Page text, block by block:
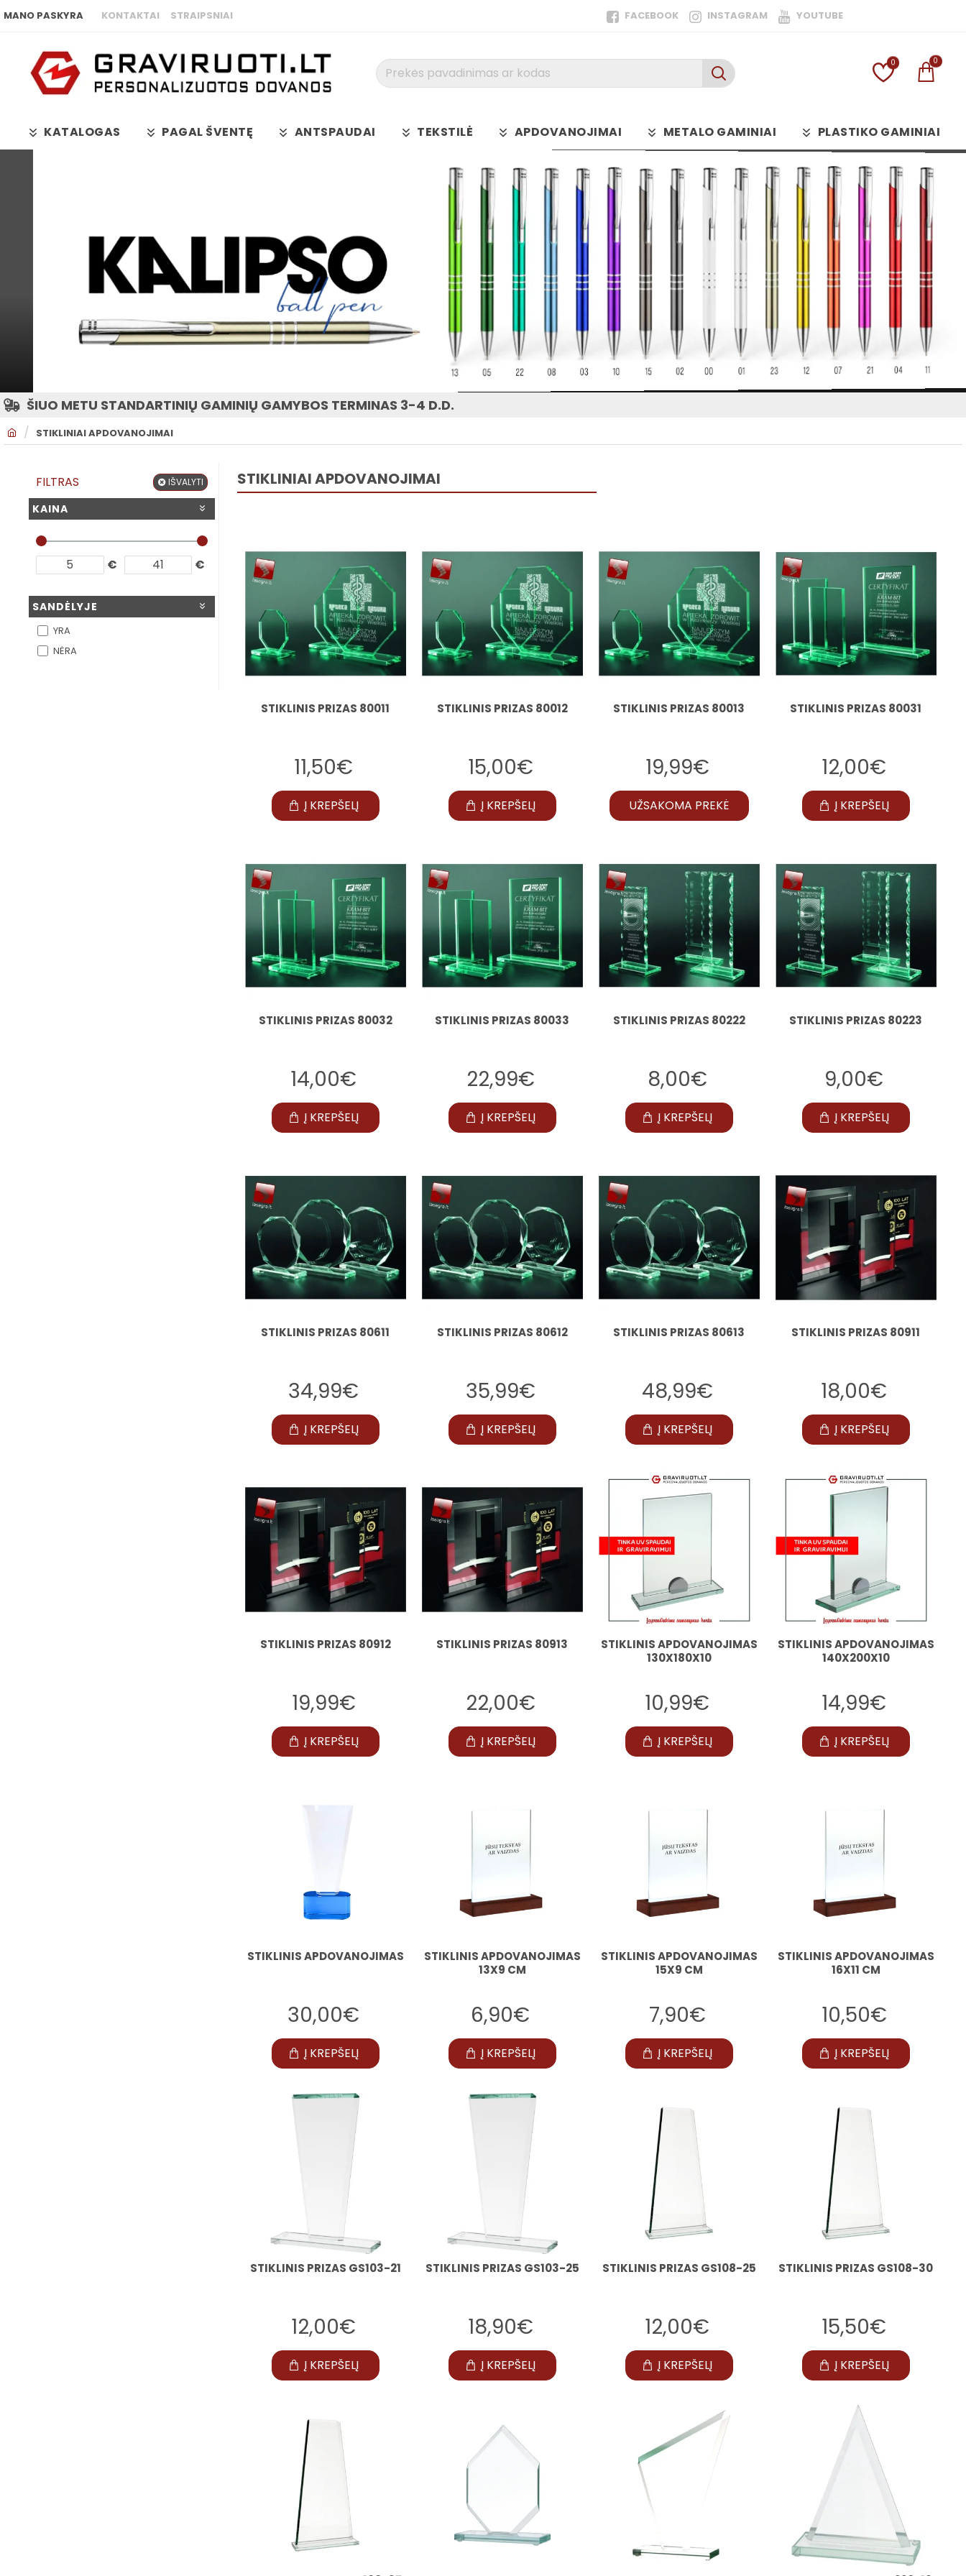
MANO PASKYRA KONTAKTAI STRAIPSNIAI FACEBOOK INSTAGRAM YOUTUBE
Prekės
kodas
0 0
KATALOGAS PAGAL ŠVENTĘ ANTSPAUDAI TEKSTILĖ APDOVANOJIMAI METALO GAMINIAI PLASTIKO GAMINIAI
O
STIKLINIAI APDOVANOJIMAI
ŠIUO METU STANDARTINIŲ GAMINIŲ GAMYBOS TERMINAS 3-4 D.D.
FILTRAS IŠVALYTI
KAINA
€ €
SANDĖLYJE
YRA
NĖRA
STIKLINIAI APDOVANOJIMAI
STIKLINIS PRIZAS 80011
11,50€
Į KREPŠELĮ
STIKLINIS PRIZAS 80012
15,00€
Į KREPŠELĮ
STIKLINIS PRIZAS 80013
19,99€
UŽSAKOMA PREKĖ
STIKLINIS PRIZAS 80031
12,00€
Į KREPŠELĮ
STIKLINIS PRIZAS 80032
14,00€
Į KREPŠELĮ
STIKLINIS PRIZAS 80033
22,99€
Į KREPŠELĮ
STIKLINIS PRIZAS 80222
8,00€
Į KREPŠELĮ
STIKLINIS PRIZAS 80223
9,00€
Į KREPŠELĮ
STIKLINIS PRIZAS 80611
34,99€
Į KREPŠELĮ
STIKLINIS PRIZAS 80612
35,99€
Į KREPŠELĮ
STIKLINIS PRIZAS 80613
48,99€
Į KREPŠELĮ
STIKLINIS PRIZAS 80911
18,00€
Į KREPŠELĮ
STIKLINIS PRIZAS 80912
19,99€
Į KREPŠELĮ
STIKLINIS PRIZAS 80913
22,00€
Į KREPŠELĮ
STIKLINIS APDOVANOJIMAS
130X180X10
10,99€
Į KREPŠELĮ
STIKLINIS APDOVANOJIMAS
140X200X10
14,99€
Į KREPŠELĮ
STIKLINIS APDOVANOJIMAS
30,00€
Į KREPŠELĮ
STIKLINIS APDOVANOJIMAS
13X9 CM
6,90€
Į KREPŠELĮ
STIKLINIS APDOVANOJIMAS
15X9 CM
7,90€
Į KREPŠELĮ
STIKLINIS APDOVANOJIMAS
16X11 CM
10,50€
Į KREPŠELĮ
STIKLINIS PRIZAS GS103-21
12,00€
Į KREPŠELĮ
STIKLINIS PRIZAS GS103-25
18,90€
Į KREPŠELĮ
STIKLINIS PRIZAS GS108-25
12,00€
Į KREPŠELĮ
STIKLINIS PRIZAS GS108-30
15,50€
Į KREPŠELĮ